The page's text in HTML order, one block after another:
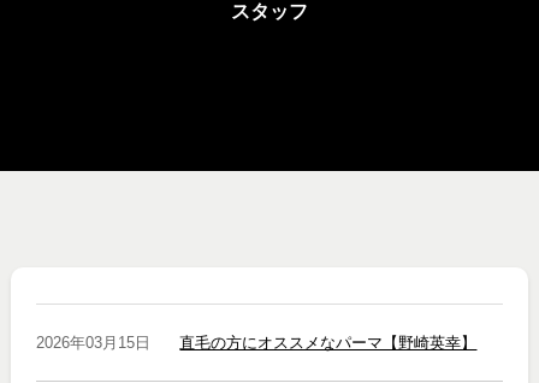
スタッフ
2026年03月15日 直毛の方にオススメなパーマ【野崎英幸】